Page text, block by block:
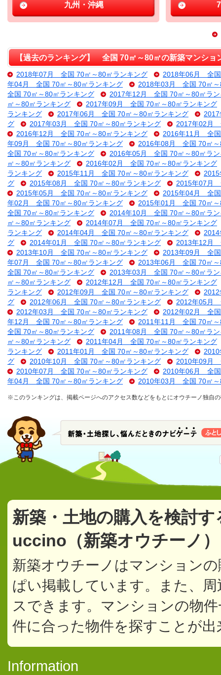
九州・沖縄
【過去のランキング】 全国 70㎡～80㎡の新築マンショ
2018年07月 全国 70㎡～80㎡ランキング
2018年06月 全国
年04月 全国 70㎡～80㎡ランキング
2018年03月 全国 70㎡～
全国 70㎡～80㎡ランキング
2017年12月 全国 70㎡～80㎡ラン
㎡～80㎡ランキング
2017年09月 全国 70㎡～80㎡ランキング
ランキング
2017年06月 全国 70㎡～80㎡ランキング
グ
2017年03月 全国 70㎡～80㎡ランキング
2017年02月
2016年12月 全国 70㎡～80㎡ランキング
2016年11月 全国
年09月 全国 70㎡～80㎡ランキング
2016年08月 全国 70㎡～
全国 70㎡～80㎡ランキング
2016年05月 全国 70㎡～80㎡ラン
㎡～80㎡ランキング
2016年02月 全国 70㎡～80㎡ランキング
ランキング
2015年11月 全国 70㎡～80㎡ランキング
グ
2015年08月 全国 70㎡～80㎡ランキング
2015年07月
2015年05月 全国 70㎡～80㎡ランキング
2015年04月 全国
年02月 全国 70㎡～80㎡ランキング
2015年01月 全国 70㎡～
全国 70㎡～80㎡ランキング
2014年10月 全国 70㎡～80㎡ラン
㎡～80㎡ランキング
2014年07月 全国 70㎡～80㎡ランキング
ランキング
2014年04月 全国 70㎡～80㎡ランキング
グ
2014年01月 全国 70㎡～80㎡ランキング
2013年12月
2013年10月 全国 70㎡～80㎡ランキング
2013年09月 全国
年07月 全国 70㎡～80㎡ランキング
2013年06月 全国 70㎡～
全国 70㎡～80㎡ランキング
2013年03月 全国 70㎡～80㎡ラン
㎡～80㎡ランキング
2012年12月 全国 70㎡～80㎡ランキング
ランキング
2012年09月 全国 70㎡～80㎡ランキング
グ
2012年06月 全国 70㎡～80㎡ランキング
2012年05月
2012年03月 全国 70㎡～80㎡ランキング
2012年02月 全国
年12月 全国 70㎡～80㎡ランキング
2011年11月 全国 70㎡～
全国 70㎡～80㎡ランキング
2011年08月 全国 70㎡～80㎡ラン
㎡～80㎡ランキング
2011年04月 全国 70㎡～80㎡ランキング
ランキング
2011年01月 全国 70㎡～80㎡ランキング
グ
2010年10月 全国 70㎡～80㎡ランキング
2010年09月
2010年07月 全国 70㎡～80㎡ランキング
2010年06月 全国
年04月 全国 70㎡～80㎡ランキング
2010年03月 全国 70㎡～
※このランキングは、掲載ページへのアクセス数などをもとにオウチーノ独自
新築・土地の購入を検討
uccino（新築オウチーノ
新築オウチーノはマンション
ぱい掲載しています。また、
スできます。マンションの物
件に合った物件を探すことが出
Information